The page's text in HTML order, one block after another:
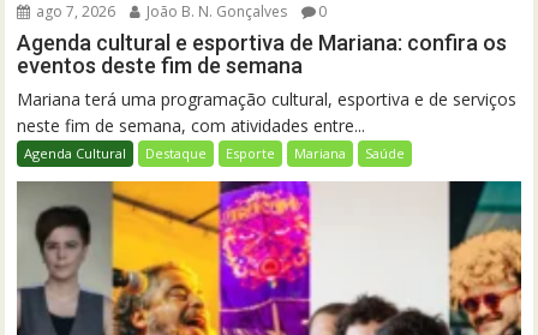
ago 7, 2026 João B. N. Gonçalves 0
Agenda cultural e esportiva de Mariana: confira os
eventos deste fim de semana
Mariana terá uma programação cultural, esportiva e de serviços
neste fim de semana, com atividades entre...
Agenda Cultural Destaque Esporte Mariana Saúde